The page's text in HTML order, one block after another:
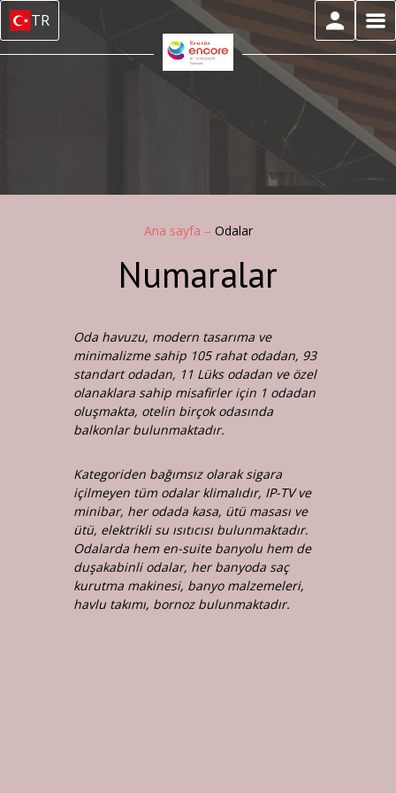
TR
Ana sayfa – Odalar
Numaralar
Oda havuzu, modern tasarıma ve
minimalizme sahip 105 rahat odadan, 93
standart odadan, 11 Lüks odadan ve özel
olanaklara sahip misafirler için 1 odadan
oluşmakta, otelin birçok odasında
balkonlar bulunmaktadır.
Kategoriden bağımsız olarak sigara
içilmeyen tüm odalar klimalıdır, IP-TV ve
minibar, her odada kasa, ütü masası ve
ütü, elektrikli su ısıtıcısı bulunmaktadır.
Odalarda hem en-suite banyolu hem de
duşakabinli odalar, her banyoda saç
kurutma makinesi, banyo malzemeleri,
havlu takımı, bornoz bulunmaktadır.